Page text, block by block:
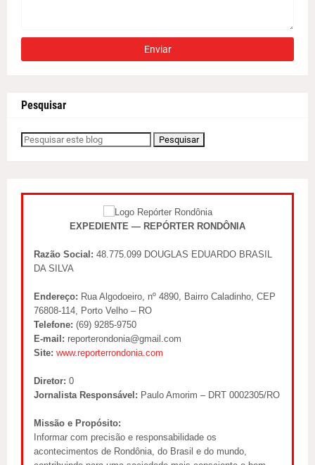
Pesquisar
EXPEDIENTE — REPÓRTER RONDÔNIA
Razão Social: 48.775.099 DOUGLAS EDUARDO BRASIL
DA SILVA
Endereço: Rua Algodoeiro, nº 4890, Bairro Caladinho, CEP
76808-114, Porto Velho – RO
Telefone: (69) 9285-9750
E-mail: reporterondonia@gmail.com
Site: www.reporterrondonia.com
Diretor: 0
Jornalista Responsável: Paulo Amorim – DRT 0002305/RO
Missão e Propósito:
Informar com precisão e responsabilidade os
acontecimentos de Rondônia, do Brasil e do mundo,